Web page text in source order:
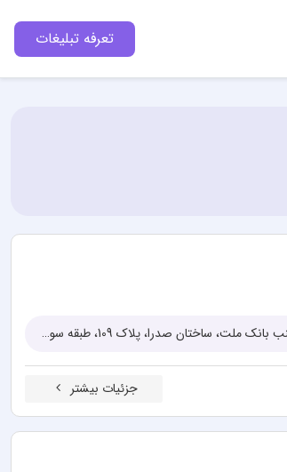
تعرفه تبلیغات
تهران، چهارراه پاسداران، خیابان دولت، بعداز اختیاریه، جنب بانک ملت، ساختان صدرا، پلاک 109، طبقه سوم و چهارم شرقی، واحدهای 17 و 19 و 27
جزئیات بیشتر